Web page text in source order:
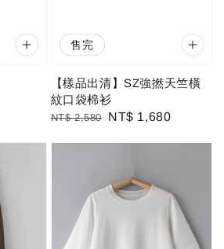
優惠
售完
【樣品出清】SZ強撚天竺橫
紋口袋棉衫
Regular
NT$ 2,580
Sale
NT$ 1,680